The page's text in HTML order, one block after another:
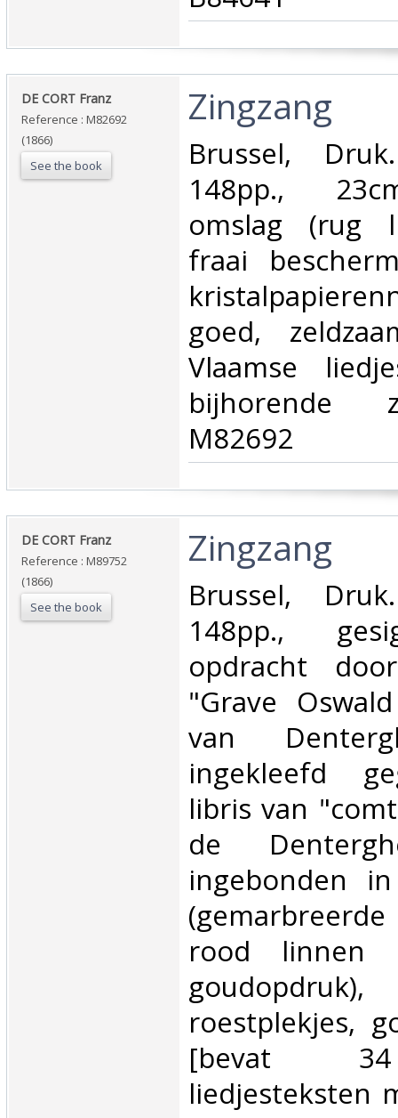
‎DE CORT Franz‎
Reference : M82692
(1866)
See the book
‎Zingzang‎
‎Brussel,
148pp.,
omslag (rug
fraai
goed,
Vlaamse
bijhorende
M82692‎
‎DE CORT Franz‎
Reference : M89752
(1866)
See the book
‎Zingzang‎
‎Brussel,
148pp.,
opdracht
"Grave
van
ingekleefd
libris van
de
ingebonden
rood
roestplekjes,
[bevat
liedjesteksten